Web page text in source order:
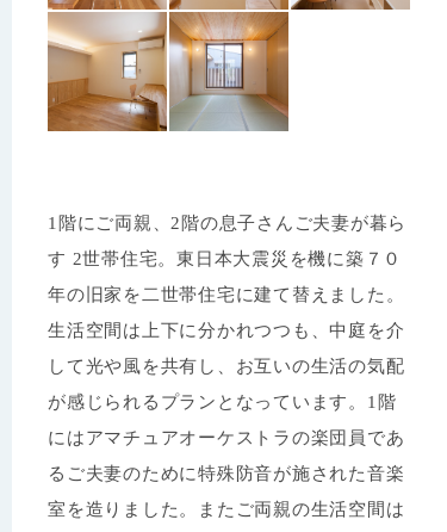
1階にご両親、2階の息子さんご夫妻が暮ら
す 2世帯住宅。東日本大震災を機に築７０
年の旧家を二世帯住宅に建て替えました。
生活空間は上下に分かれつつも、中庭を介
して光や風を共有し、お互いの生活の気配
が感じられるプランとなっています。1階
にはアマチュアオーケストラの楽団員であ
るご夫妻のために特殊防音が施された音楽
室を造りました。またご両親の生活空間は